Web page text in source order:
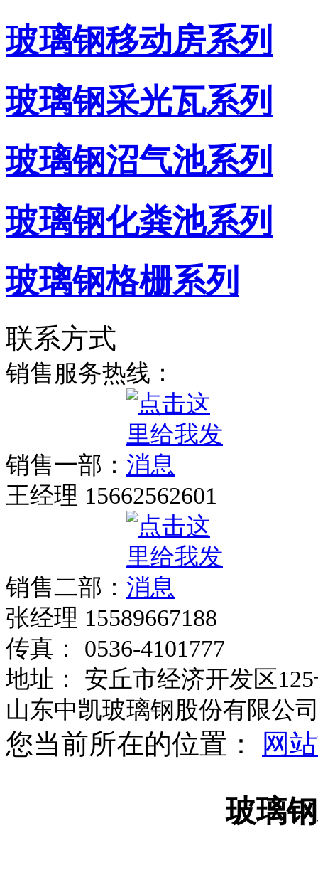
玻璃钢移动房系列
玻璃钢采光瓦系列
玻璃钢沼气池系列
玻璃钢化粪池系列
玻璃钢格栅系列
联系方式
销售服务热线：
销售一部：
王经理 15662562601
销售二部：
张经理 15589667188
传真： 0536-4101777
地址： 安丘市经济开发区
山东中凯玻璃钢股份有限公
您当前所在的位置： 网
玻璃